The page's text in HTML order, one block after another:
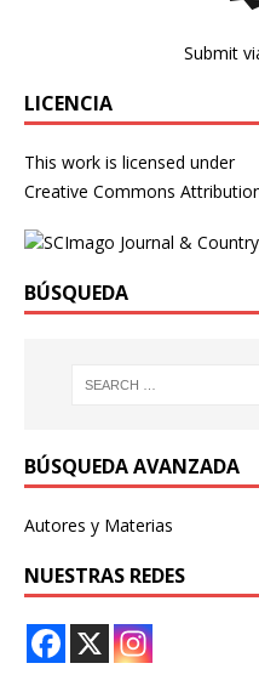
Submit
LICENCIA
This work is licensed under
Creative Commons
BÚSQUEDA
BÚSQUEDA AVANZADA
Autores y Materias
NUESTRAS REDES